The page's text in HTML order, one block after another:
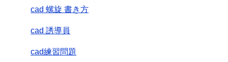
cad 螺旋 書き方
cad 誘導員
cad練習問題